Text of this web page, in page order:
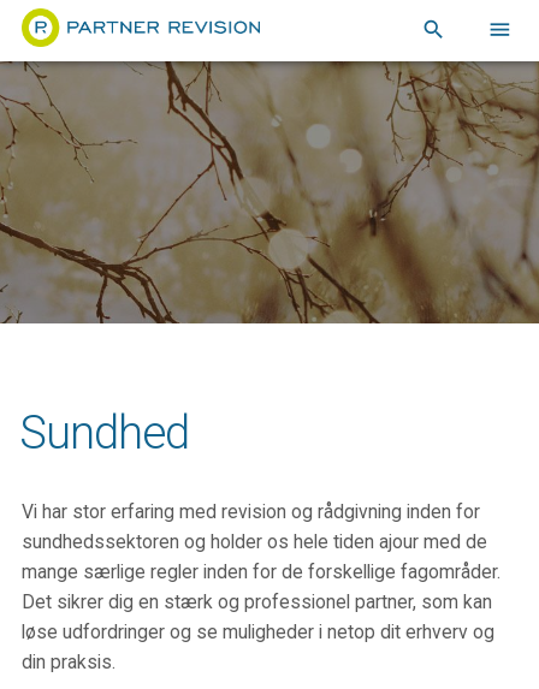
search menu
Sundhed
Vi har stor erfaring med revision og rådgivning inden for
sundhedssektoren og holder os hele tiden ajour med de
mange særlige regler inden for de forskellige fagområder.
Det sikrer dig en stærk og professionel partner, som kan
løse udfordringer og se muligheder i netop dit erhverv og
din praksis.